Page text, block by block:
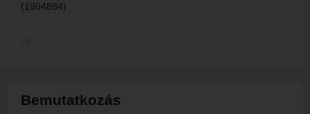
(1904884)
Bemutatkozás